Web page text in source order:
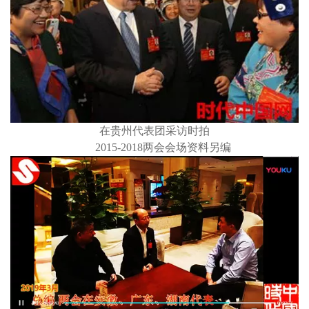
在贵州代表团采访时拍
2015-2018两会会场资料另编